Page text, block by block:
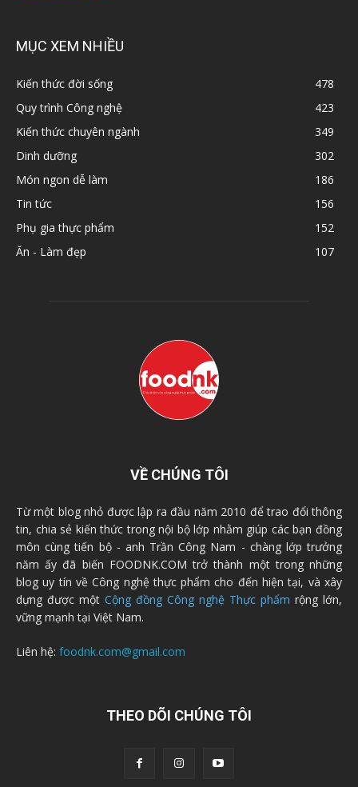
MỤC XEM NHIỀU
Kiến thức đời sống
478
Quy trình Công nghệ
423
Kiến thức chuyên ngành
349
Dinh dưỡng
302
Món ngon dễ làm
186
Tin tức
156
Phụ gia thực phẩm
152
Ăn - Làm đẹp
107
VỀ CHÚNG TÔI
Từ một blog nhỏ được lập ra đầu năm 2010 để trao đổi thông
tin, chia sẻ kiến thức trong nội bộ lớp nhằm giúp các bạn đồng
môn cùng tiến bộ - anh Trần Công Nam - chàng lớp trưởng
năm ấy đã biến FOODNK.COM trở thành một trong những
blog uy tín về Công nghệ thực phẩm cho đến hiện tại, và xây
dựng được một Cộng đồng Công nghệ Thực phẩm rộng lớn,
vững mạnh tại Việt Nam.
Liên hệ: foodnk.com@gmail.com
THEO DÕI CHÚNG TÔI